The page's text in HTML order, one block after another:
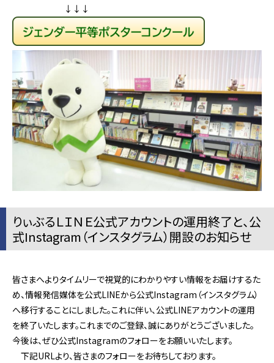
↓↓↓
りぃぶるＬＩＮＥ公式アカウントの運用終了と、公
式Instagram（インスタグラム）開設のお知らせ
皆さまへよりタイムリーで視覚的にわかりやすい情報をお届けするた
め、情報発信媒体を公式LINEから公式Instagram（インスタグラム）
へ移行することにしました。これに伴い、公式LINEアカウントの運用
を終了いたします。これまでのご登録、誠にありがとうございました。
今後は、ぜひ公式Instagramのフォローをお願いいたします。
下記URLより、皆さまのフォローをお待ちしております。